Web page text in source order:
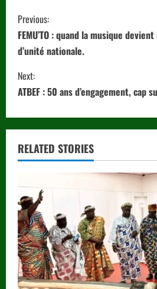
C
o
n
t
i
n
u
e
R
e
a
Previous:
FEMU’TO : quand la musique
d’unité nationale.
Next:
ATBEF : 50 ans d’engagement, cap
RELATED STORIES